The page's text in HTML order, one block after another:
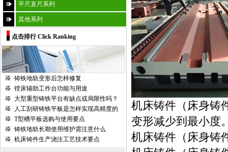
平尺直尺系列
其他系列
点击排行 Click Ranking
铸铁地轨变形后怎样修复
镗床辅助工作台功能与用途
大型重型铸铁平台有缺点或局限性吗？
人工刮研铸铁平板是怎样实现高精度的
T型槽平板选购与使用要点
铸铁地轨长期使用维护需注意什么
机床铸件生产浇注工艺技术要点
机床铸件（床身铸
变形减少到最小度
机床铸件（床身铸